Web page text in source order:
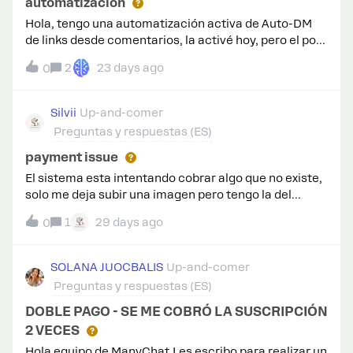
Hola, tengo una automatización activa de Auto-DM
de links desde comentarios, la activé hoy, pero el post
ya tenía comentarios de días anteriores, cómo hago
para que se respondan los comentarios anteriores y
0 2 23 days ago
Silvii Up-and-comer
Preguntas y respuestas (ES)
payment issue
El sistema esta intentando cobrar algo que no existe,
solo me deja subir una imagen pero tengo la del
0$. Solo me cree la cuenta no e usado el sistema y
0 1 29 days ago
SOLANA JUOCBALIS Up-and-comer
Preguntas y respuestas (ES)
DOBLE PAGO - SE ME COBRÓ LA SUSCRIPCIÓN
2 VECES